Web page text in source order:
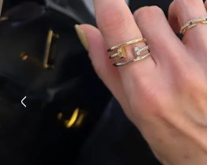
Previous slide